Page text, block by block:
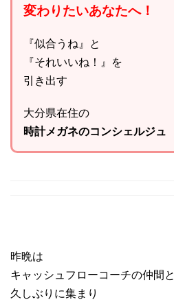
変わりたいあなたへ！
『似合うね』と
『それいいね！』を
引き出す
大分県在住の
時計メガネのコンシェルジュ
昨晩は
キャッシュフローコーチの仲間と
久しぶりに集まり